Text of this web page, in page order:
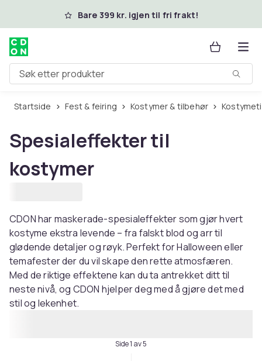
Hopp til hovedinnholdBare 399 kr. igjen til fri frakt!
Søk etter produkter
Startside Fest & feiring Kostymer & tilbehør
Spesialeffekter til
kostymer
CDON har maskerade-spesialeffekter som gjør hvert
kostyme ekstra levende – fra falskt blod og arr til
glødende detaljer og røyk. Perfekt for Halloween eller
temafester der du vil skape den rette atmosfæren.
Med de riktige effektene kan du ta antrekket ditt til
neste nivå, og CDON hjelper deg med å gjøre det med
stil og lekenhet.
Side 1 av 5